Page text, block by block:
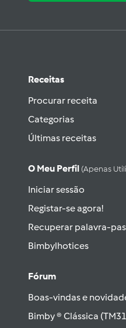
Receitas
Procurar receita
Categorias
Últimas receitas
O Meu Perfil (apenas
Iniciar sessão
Registar-se agora!
Recuperar palavra-
Bimbylhotices
Fórum
Boas-vindas e
Bimby ® Clássica